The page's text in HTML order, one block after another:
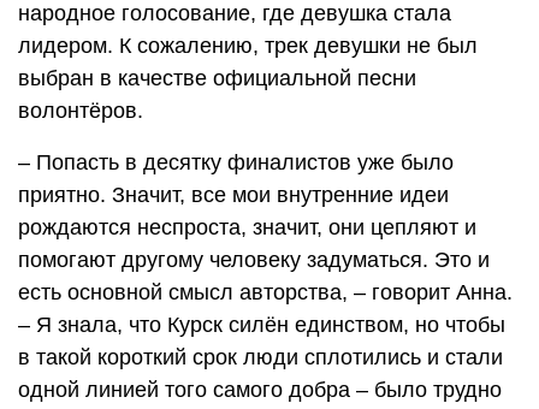
народное голосование, где девушка стала
лидером. К сожалению, трек девушки не был
выбран в качестве официальной песни
волонтёров.
– Попасть в десятку финалистов уже было
приятно. Значит, все мои внутренние идеи
рождаются неспроста, значит, они цепляют и
помогают другому человеку задуматься. Это и
есть основной смысл авторства, – говорит Анна.
– Я знала, что Курск силён единством, но чтобы
в такой короткий срок люди сплотились и стали
одной линией того самого добра – было трудно